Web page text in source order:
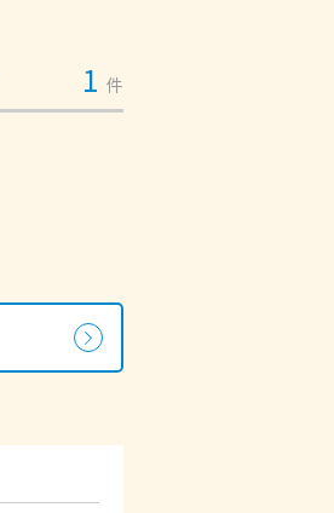
1 件